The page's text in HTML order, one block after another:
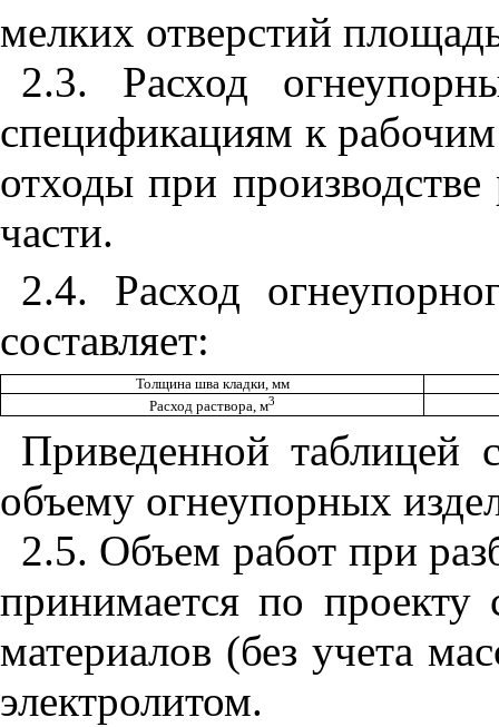
мелких отверстий
2.3. Расход
спецификациям к
отходы при
части.
2.4. Расход
составляет:
Толщина шва кладки, мм
Расход раствора, м3
Приведенной таблицей
объему огнеупорных
2.5. Объем работ при
принимается по
материалов (без учета
электролитом.